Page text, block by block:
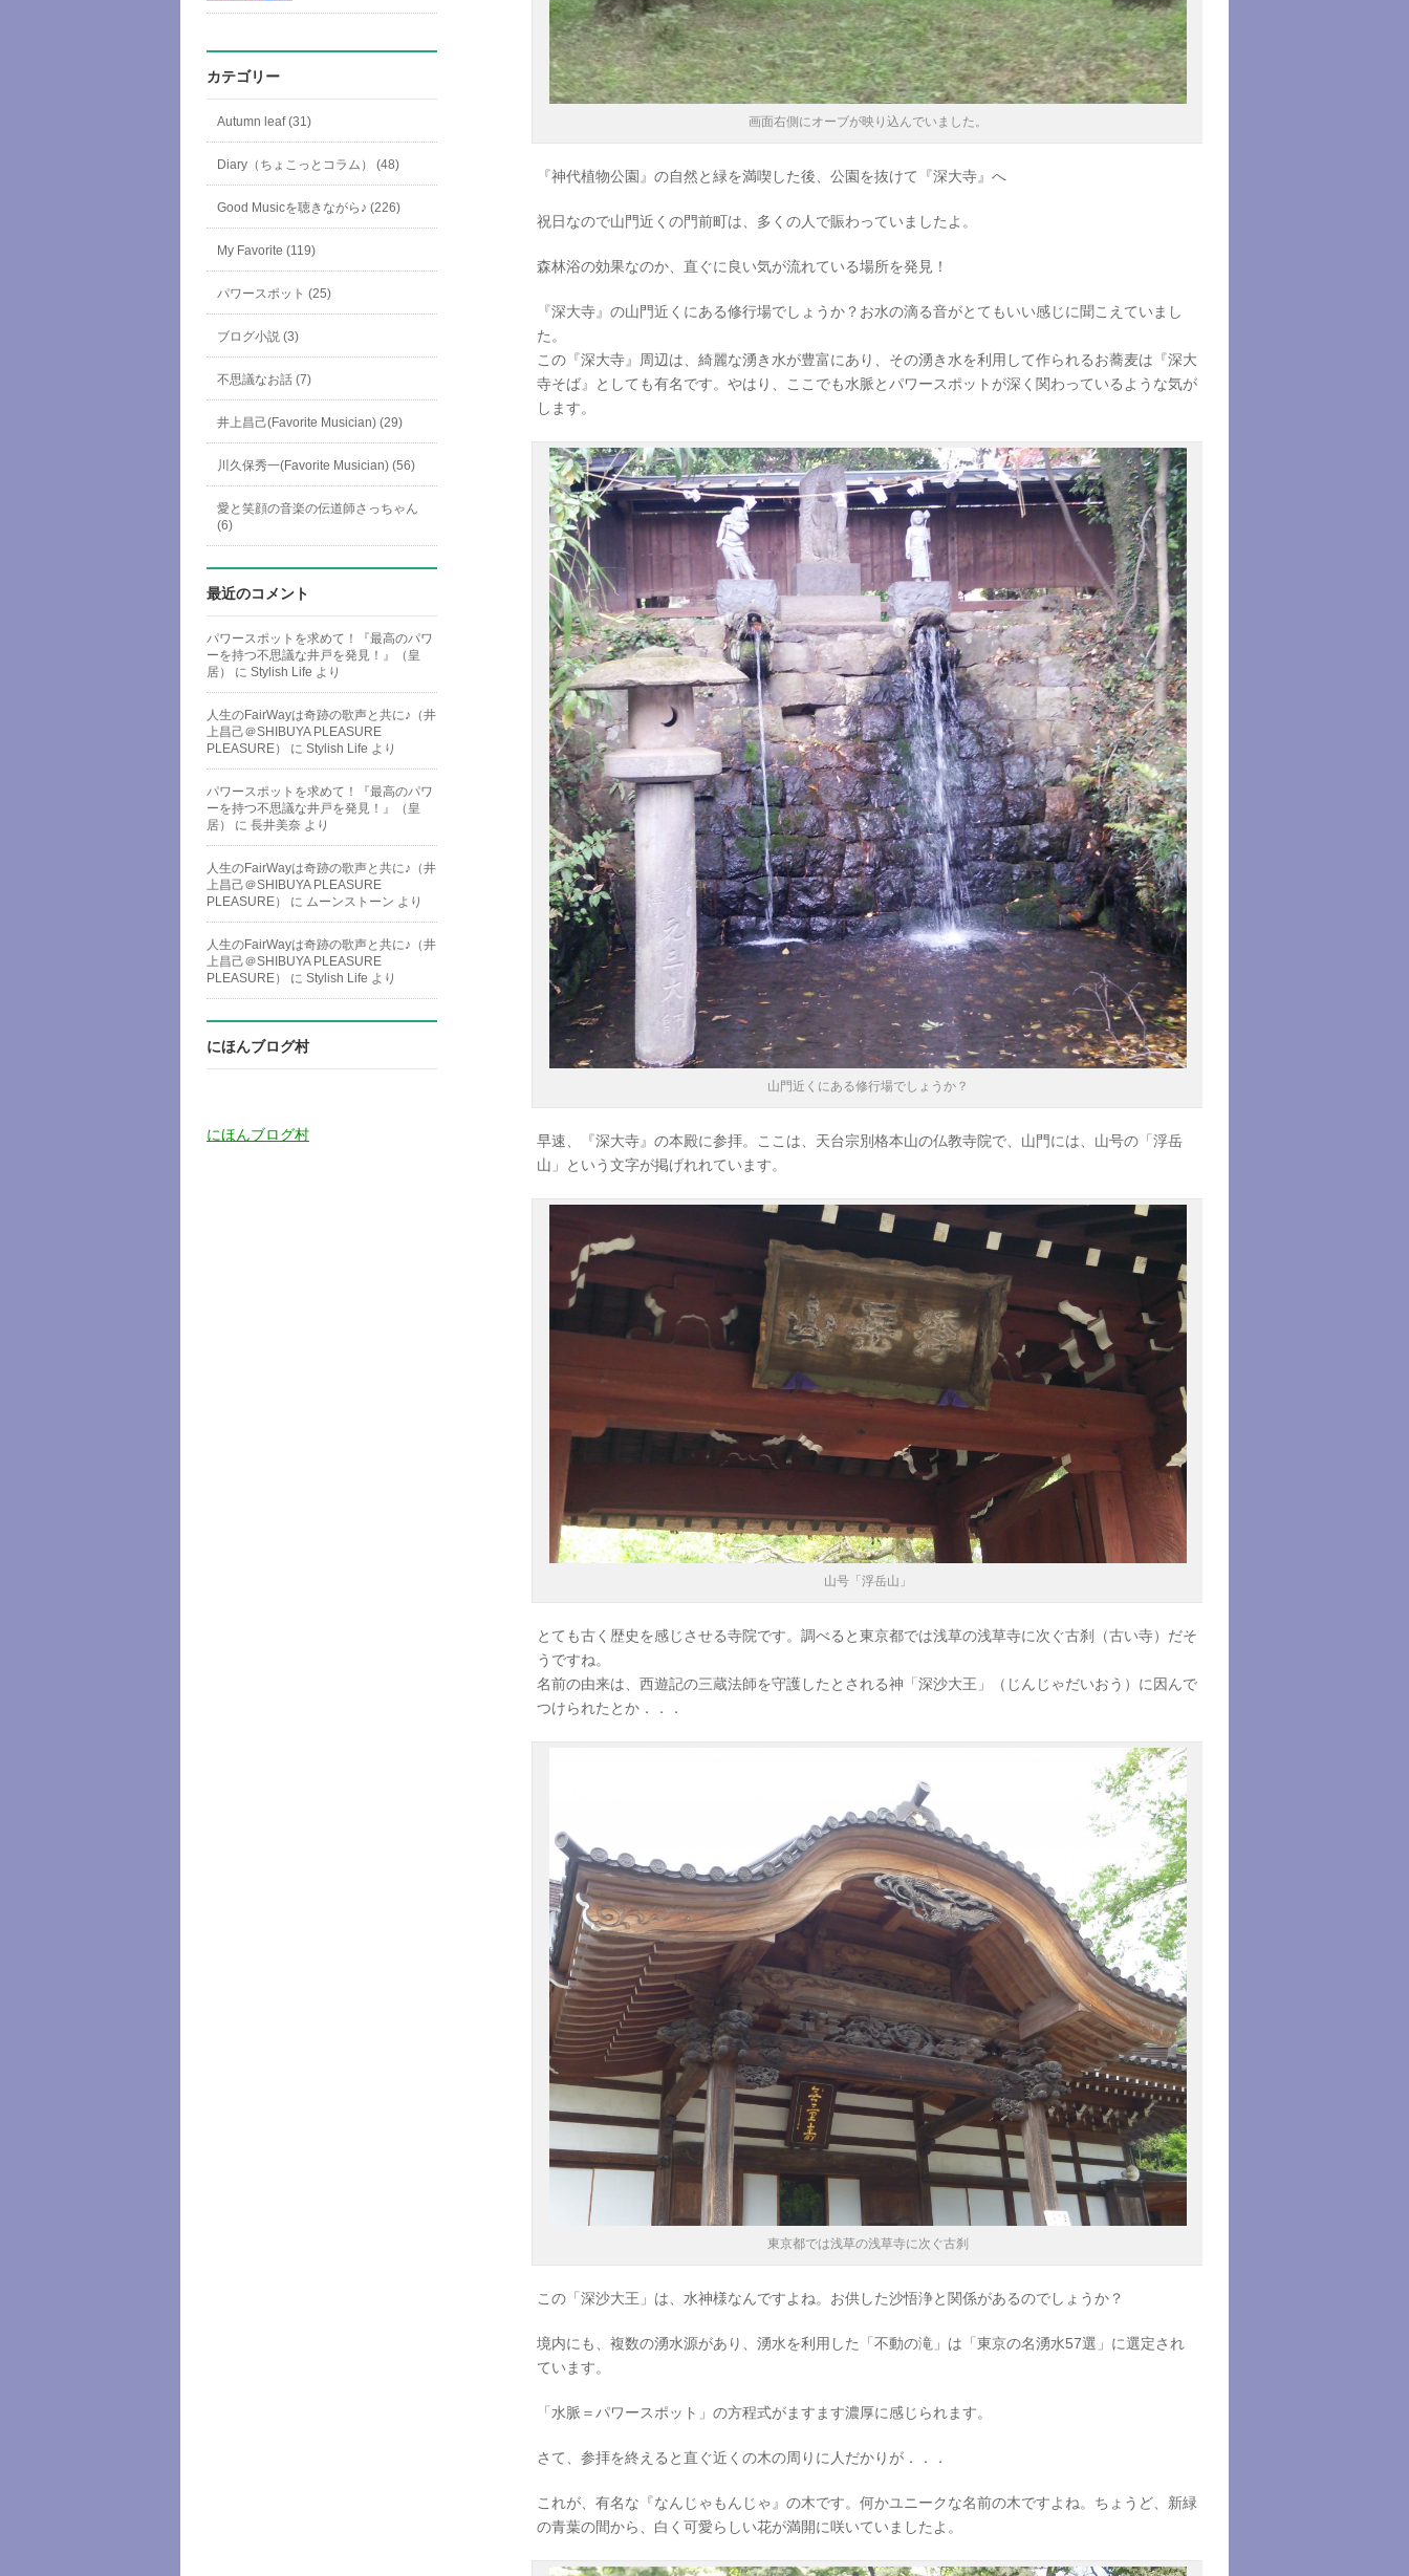
画面右側にオーブが映り込んでいました。
『神代植物公園』の自然と緑を満喫した後、公園を抜けて『深大寺』へ
祝日なので山門近くの門前町は、多くの人で賑わっていましたよ。
森林浴の効果なのか、直ぐに良い気が流れている場所を発見！
『深大寺』の山門近くにある修行場でしょうか？お水の滴る音がとてもいい感じに聞こえていまし
た。
この『深大寺』周辺は、綺麗な湧き水が豊富にあり、その湧き水を利用して作られるお蕎麦は『深大
寺そば』としても有名です。やはり、ここでも水脈とパワースポットが深く関わっているような気が
します。
山門近くにある修行場でしょうか？
早速、『深大寺』の本殿に参拝。ここは、天台宗別格本山の仏教寺院で、山門には、山号の「浮岳
山」という文字が掲げれれています。
山号「浮岳山」
とても古く歴史を感じさせる寺院です。調べると東京都では浅草の浅草寺に次ぐ古刹（古い寺）だそ
うですね。
名前の由来は、西遊記の三蔵法師を守護したとされる神「深沙大王」（じんじゃだいおう）に因んで
つけられたとか．．．
東京都では浅草の浅草寺に次ぐ古刹
この「深沙大王」は、水神様なんですよね。お供した沙悟浄と関係があるのでしょうか？
境内にも、複数の湧水源があり、湧水を利用した「不動の滝」は「東京の名湧水57選」に選定され
ています。
「水脈＝パワースポット」の方程式がますます濃厚に感じられます。
さて、参拝を終えると直ぐ近くの木の周りに人だかりが．．．
これが、有名な『なんじゃもんじゃ』の木です。何かユニークな名前の木ですよね。ちょうど、新緑
の青葉の間から、白く可愛らしい花が満開に咲いていましたよ。
カテゴリー
Autumn leaf (31)
Diary（ちょこっとコラム） (48)
Good Musicを聴きながら♪ (226)
My Favorite (119)
パワースポット (25)
ブログ小説 (3)
不思議なお話 (7)
井上昌己(Favorite Musician) (29)
川久保秀一(Favorite Musician) (56)
愛と笑顔の音楽の伝道師さっちゃん
(6)
最近のコメント
パワースポットを求めて！『最高のパワ
ーを持つ不思議な井戸を発見！』（皇
居）
に Stylish Life より
人生のFairWayは奇跡の歌声と共に♪（井
上昌己＠SHIBUYA PLEASURE
PLEASURE）
に Stylish Life より
パワースポットを求めて！『最高のパワ
ーを持つ不思議な井戸を発見！』（皇
居）
に 長井美奈 より
人生のFairWayは奇跡の歌声と共に♪（井
上昌己＠SHIBUYA PLEASURE
PLEASURE）
に ムーンストーン より
人生のFairWayは奇跡の歌声と共に♪（井
上昌己＠SHIBUYA PLEASURE
PLEASURE）
に Stylish Life より
にほんブログ村
にほんブログ村